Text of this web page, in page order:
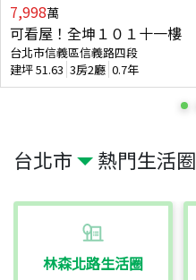
台北市 熱門生活圈
林森北路生活圈
7,998萬
可看屋！全坤１０１十一樓
台北市信義區信義路四段
建坪51.63 3房2廳 0.7年